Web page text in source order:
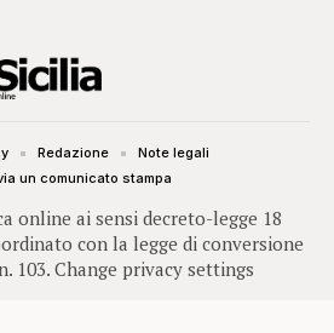
online ai sensi decreto-legge 18
con la legge di conversione
103. Change privacy settings
Redazione
Note legali
un comunicato stampa